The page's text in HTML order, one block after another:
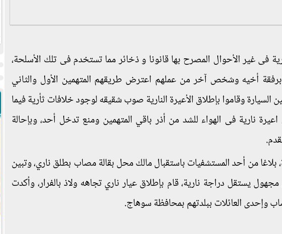
فى غير الأحوال المصرح بها قانونا و ذخائر مما تستخدم فى تلك الأسلحة،
أخيه وشخص آخر من عملهم اعترض طريقهم المتهمين الأول والثاني
السيارة وقاموا بإطلاق الأعيرة النارية صوب شقيقه لوجود خلافات ثأرية فيما
نارية فى الهواء للشد من أذر باقي المتهمين ومنع تدخل أحد، وبإحالة
من أحد المستشفيات باستقبال مالك محل بقالة مصاب بطلق ناري، وتبين
يستقل دراجة نارية، قام بإطلاق عيار ناري تجاهه ولاذ بالفرار، وأكدت
وإحدى العائلات ببلدتهم بمحافظة سوهاج.